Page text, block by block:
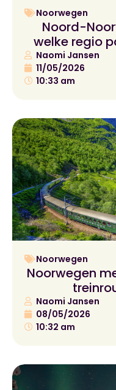
Noorwegen
Noord-
welke regio
Naomi Jansen
11/05/2026
10:33 am
Noorwegen
Noorwegen
Naomi Jansen
08/05/2026
10:32 am